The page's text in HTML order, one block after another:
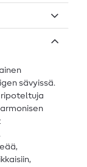
sävyissä.